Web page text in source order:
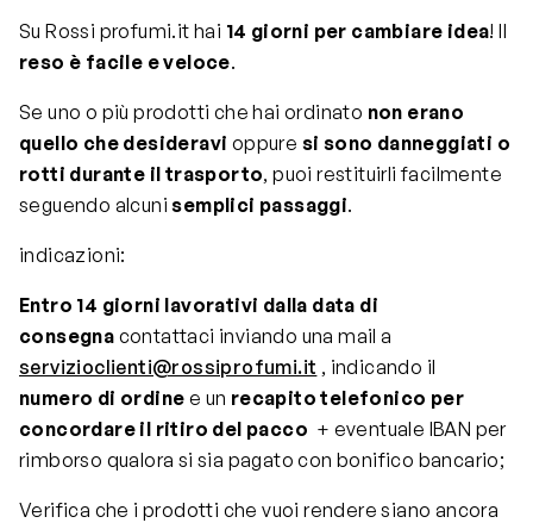
Su Rossi profumi.it hai 14 giorni per cambiare idea! Il
reso è facile e veloce.
Se uno o più prodotti che hai ordinato non erano
quello che desideravi oppure si sono danneggiati o
rotti durante il trasporto, puoi restituirli facilmente
seguendo alcunisemplici passaggi.
indicazioni:
Entro 14 giorni lavorativi dalla data di
consegna contattaci inviando una mail a
servizioclienti@rossiprofumi.it , indicando il
numero di ordine e un recapito telefonico per
concordare il ritiro del pacco + eventuale IBAN per
rimborso qualora si sia pagato con bonifico bancario;
Verifica che i prodotti che vuoi rendere siano ancora